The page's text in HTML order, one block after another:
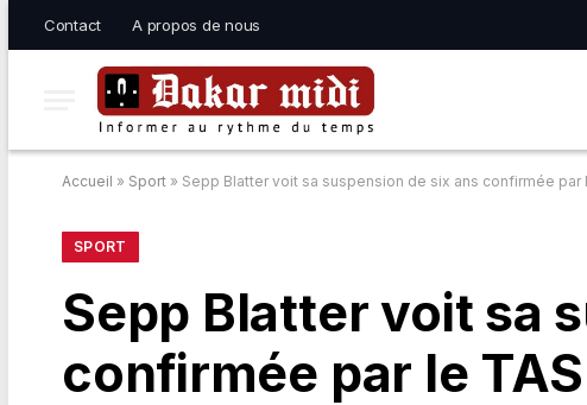
Contact A propos de nous
Accueil » Sport » Sepp Blatter voit sa suspension de six ans confirmée par
SPORT
Sepp Blatter voit sa
confirmée par le TAS